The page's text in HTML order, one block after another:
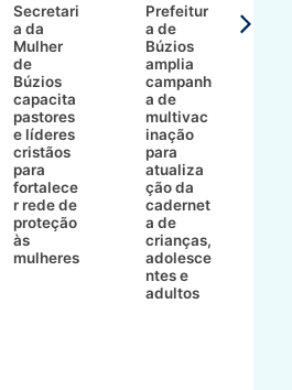
Secretari
a da
Mulher
de
Búzios
capacita
pastores
e líderes
cristãos
para
fortalece
r rede de
proteção
às
mulheres
Prefeitur
a de
Búzios
amplia
campanh
a de
multivac
inação
para
atualiza
ção da
cadernet
a de
crianças,
adolesce
ntes e
adultos